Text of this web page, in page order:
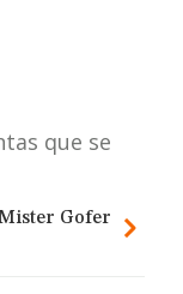
que se
Gofer